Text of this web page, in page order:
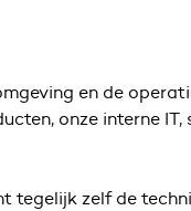
en de
onze interne
tegelijk zelf de